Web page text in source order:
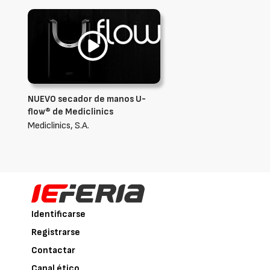
NUEVO secador de manos U-
flow® de Mediclinics
Mediclinics, S.A.
Identificarse
Registrarse
Contactar